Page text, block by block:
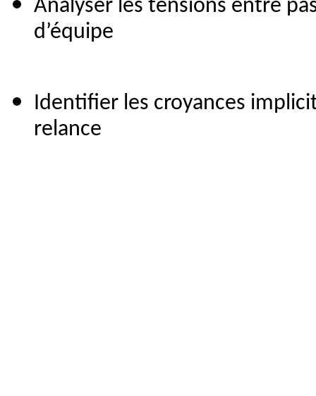
Analyser les tensions entre
d’équipe
Identifier les croyances
relance